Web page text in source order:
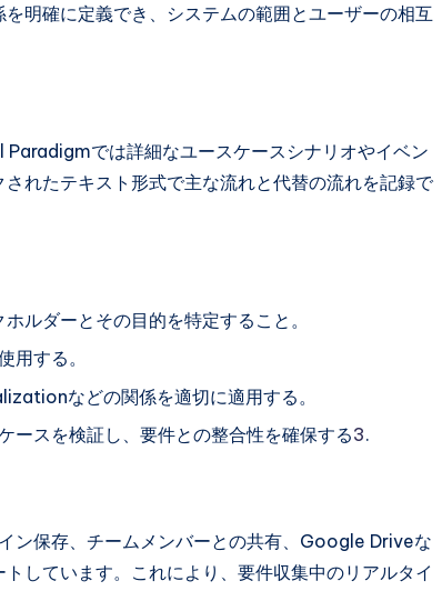
明確に定義でき、システムの範囲とユーザーの相互
Paradigmでは詳細なユースケースシナリオやイベン
れたテキスト形式で主な流れと代替の流れを記録で
ホルダーとその目的を特定すること。
用する。
などの関係を適切に適用する。
ースを検証し、要件との整合性を確保する3.
ン保存、チームメンバーとの共有、Google Driveな
しています。これにより、要件収集中のリアルタイ